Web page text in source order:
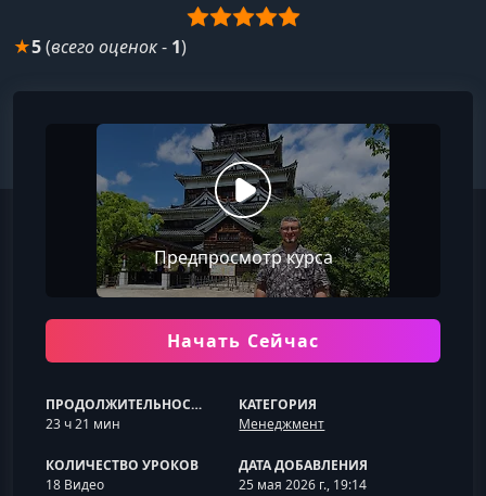
★5(всего оценок- 1)
Предпросмотр курса
Начать Сейчас
ПРОДОЛЖИТЕЛЬНОСТЬ
23 ч 21 мин
КАТЕГОРИЯ
Менеджмент
КОЛИЧЕСТВО УРОКОВ
18 Видео
ДАТА ДОБАВЛЕНИЯ
25 мая 2026 г., 19:14